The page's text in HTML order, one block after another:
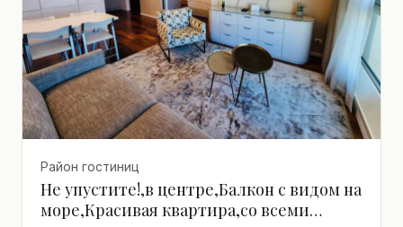
Район гостиниц
Не упустите!,в центре,Балкон с видом на
море,Красивая квартира,со всеми